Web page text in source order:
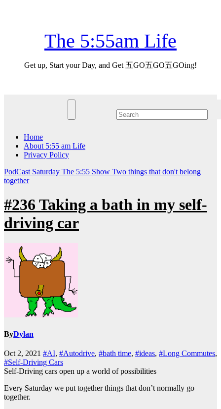
The 5:55am Life
Get up, Start your Day, and Get 五GO五GO五GOing!
Home
About 5:55 am Life
Privacy Policy
PodCast Saturday The 5:55 Show Two things that don't belong
together
#236 Taking a bath in my self-
driving car
ByDylan
Oct 2, 2021 #AI, #Autodrive, #bath time, #ideas, #Long Commutes,
#Self-Driving Cars
Self-Driving cars open up a world of possibilities
Every Saturday we put together things that don’t normally go
together.